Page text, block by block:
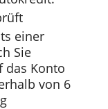
einer
Sie
das Konto
von 6